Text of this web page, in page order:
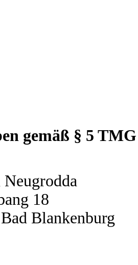
gemäß § 5 TMG
Neugrodda
18
Blankenburg